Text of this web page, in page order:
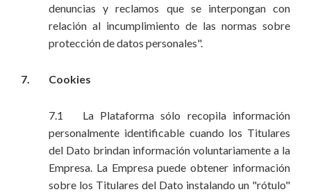
denuncias y reclamos que se interpongan con
relación al incumplimiento de las normas sobre
protección de datos personales".
7. Cookies
7.1 La Plataforma sólo recopila información
personalmente identificable cuando los Titulares
del Dato brindan información voluntariamente a la
Empresa. La Empresa puede obtener información
sobre los Titulares del Dato instalando un "rótulo"